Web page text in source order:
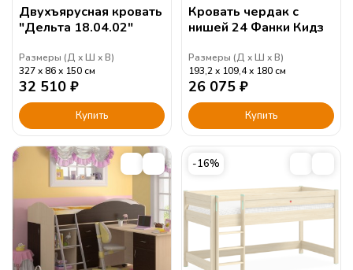
Двухъярусная кровать
"Дельта 18.04.02"
Размеры (Д Ш В)
327
86 150 см
32 510 ₽
Купить
Кровать чердак с
нишей 24 Фанки Кидз
Размеры (Д Ш В)
193,2
109,4 180 см
26 075 ₽
Купить
-16%